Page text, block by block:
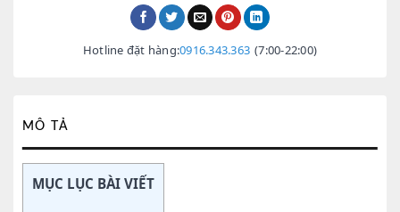
Hotline đặt hàng:0916.343.363 (7:00-22:00)
MÔ TẢ
MỤC LỤC BÀI VIẾT